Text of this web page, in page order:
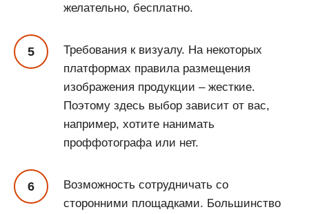
желательно, бесплатно.
Требования к визуалу. На некоторых
платформах правила размещения
изображения продукции – жесткие.
Поэтому здесь выбор зависит от вас,
например, хотите нанимать
проффотографа или нет.
Возможность сотрудничать со
сторонними площадками. Большинство